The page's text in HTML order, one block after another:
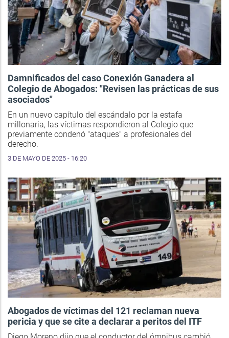
Damnificados del caso Conexión Ganadera al
Colegio de Abogados: "Revisen las prácticas de sus
asociados"
En un nuevo capítulo del escándalo por la estafa
millonaria, las víctimas respondieron al Colegio que
previamente condenó "ataques" a profesionales del
derecho.
3 DE MAYO DE 2025 - 16:20
Abogados de víctimas del 121 reclaman nueva
pericia y que se cite a declarar a peritos del ITF